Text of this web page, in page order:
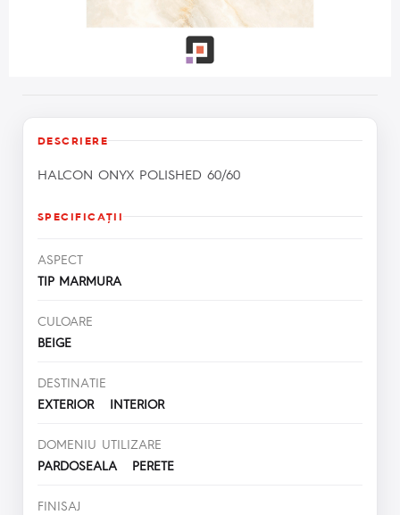
DESCRIERE
HALCON ONYX POLISHED 60/60
SPECIFICAŢII
ASPECT
TIP MARMURA
CULOARE
BEIGE
DESTINATIE
EXTERIOR INTERIOR
DOMENIU UTILIZARE
PARDOSEALA PERETE
FINISAJ